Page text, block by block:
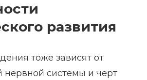
развития
тоже зависят от
нервной системы и черт